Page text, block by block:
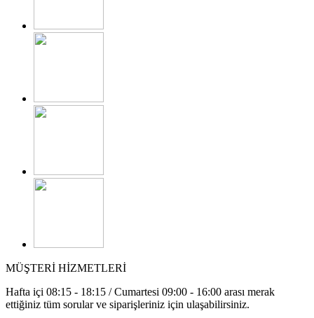
MÜŞTERİ HİZMETLERİ
Hafta içi 08:15 - 18:15 / Cumartesi 09:00 - 16:00 arası merak
ettiğiniz tüm sorular ve siparişleriniz için ulaşabilirsiniz.